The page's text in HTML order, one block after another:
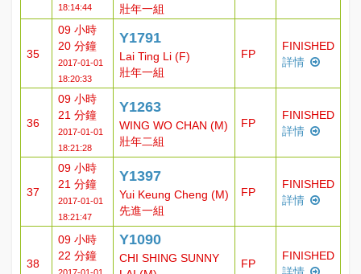
18:14:44
壯年一組
35
09 小時
20 分鐘
2017-01-01
18:20:33
Y1791
Lai Ting Li (F)
壯年一組
FP
FINISHED
詳情
36
09 小時
21 分鐘
2017-01-01
18:21:28
Y1263
WING WO CHAN (M)
壯年二組
FP
FINISHED
詳情
37
09 小時
21 分鐘
2017-01-01
18:21:47
Y1397
Yui Keung Cheng (M)
先進一組
FP
FINISHED
詳情
38
09 小時
22 分鐘
Y1090
CHI SHING SUNNY
FP
FINISHED